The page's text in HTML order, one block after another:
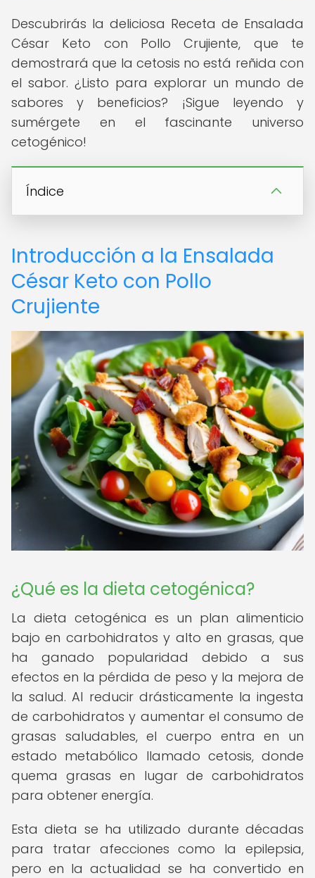
Descubrirás la deliciosa Receta de Ensalada
César Keto con Pollo Crujiente, que te
demostrará que la cetosis no está reñida con
el sabor. ¿Listo para explorar un mundo de
sabores y beneficios? ¡Sigue leyendo y
sumérgete en el fascinante universo
cetogénico!
Índice
Introducción a la Ensalada
César Keto con Pollo
Crujiente
¿Qué es la dieta cetogénica?
La dieta cetogénica es un plan alimenticio
bajo en carbohidratos y alto en grasas, que
ha ganado popularidad debido a sus
efectos en la pérdida de peso y la mejora de
la salud. Al reducir drásticamente la ingesta
de carbohidratos y aumentar el consumo de
grasas saludables, el cuerpo entra en un
estado metabólico llamado cetosis, donde
quema grasas en lugar de carbohidratos
para obtener energía.
Esta dieta se ha utilizado durante décadas
para tratar afecciones como la epilepsia,
pero en la actualidad se ha convertido en